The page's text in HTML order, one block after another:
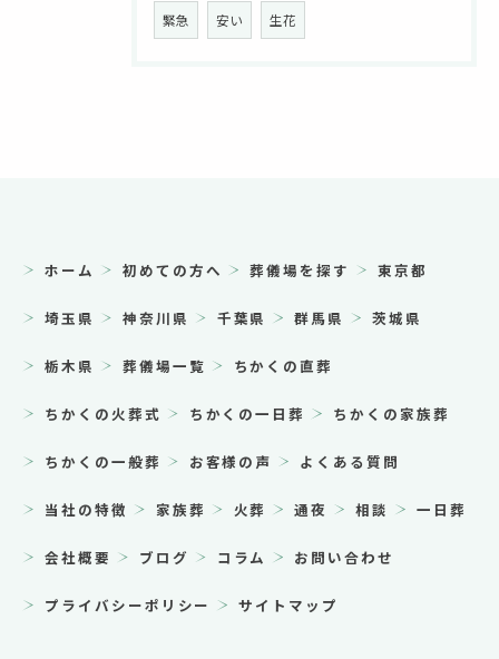
緊急 安い 生花
ホーム 初めての方へ 葬儀場を探す 東京都
埼玉県 神奈川県 千葉県 群馬県 茨城県
栃木県 葬儀場一覧 ちかくの直葬
ちかくの火葬式 ちかくの一日葬 ちかくの家族葬
ちかくの一般葬 お客様の声 よくある質問
当社の特徴 家族葬 火葬 通夜 相談 一日葬
会社概要 ブログ コラム お問い合わせ
プライバシーポリシー サイトマップ